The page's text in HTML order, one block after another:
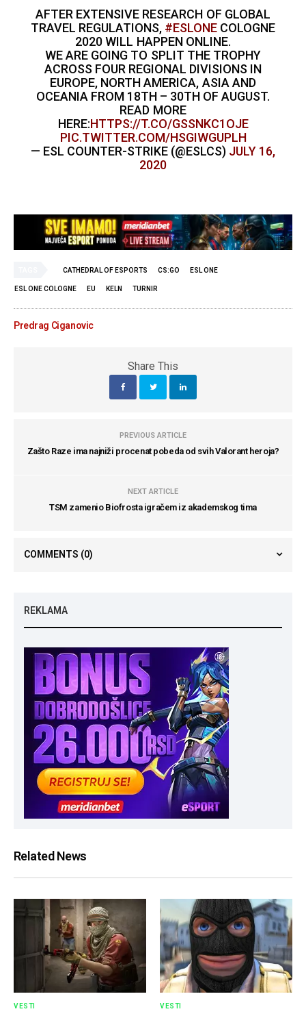
AFTER EXTENSIVE RESEARCH OF GLOBAL
TRAVEL REGULATIONS, #ESLONE COLOGNE
2020 WILL HAPPEN ONLINE.
WE ARE GOING TO SPLIT THE TROPHY
ACROSS FOUR REGIONAL DIVISIONS IN
EUROPE, NORTH AMERICA, ASIA AND
OCEANIA FROM 18TH – 30TH OF AUGUST.
READ MORE
HERE:HTTPS://T.CO/GSSNKC1OJE
PIC.TWITTER.COM/HSGIWGUPLH
— ESL COUNTER-STRIKE (@ESLCS) JULY 16,
2020
CATHEDRAL OF ESPORTS CS:GO ESL ONE
ESL ONE COLOGNE EU KELN TURNIR
Predrag Ciganovic
Share This
PREVIOUS ARTICLE
Zašto Raze ima najniži procenat pobeda od svih Valorant heroja?
NEXT ARTICLE
TSM zamenio Biofrosta igračem iz akademskog tima
COMMENTS (0)
REKLAMA
Related News
VESTI VESTI